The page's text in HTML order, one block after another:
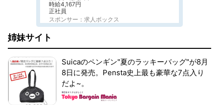
時給4,167円
正社員
スポンサー：求人ボックス
姉妹サイト
Suicaのペンギン"夏のラッキーバッグ"が8月
8日に発売。Pensta史上最も豪華な7点入り
だよ~。